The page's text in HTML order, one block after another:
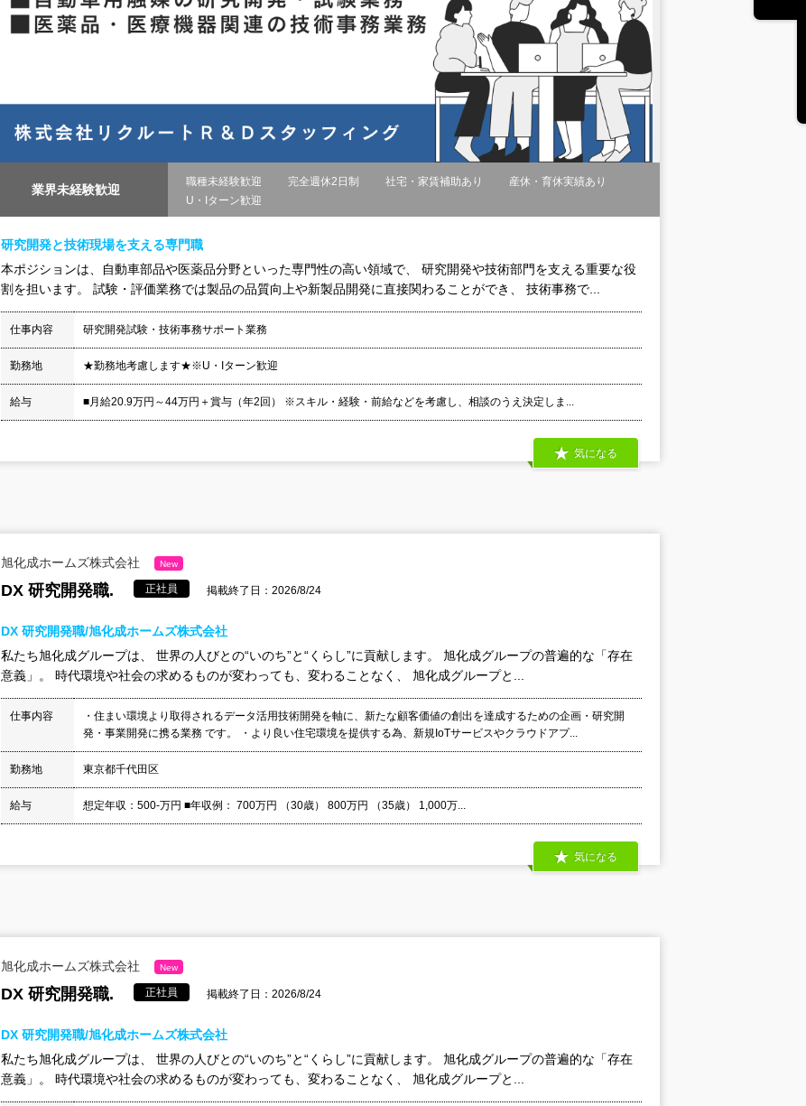
業界未経験歓迎
職種未経験歓迎 完全週休2日制 社宅・家賃補助あり
産休・育休実績あり
U・Iターン歓迎
研究開発と技術現場を支える専門職
本ポジションは、自動車部品や医薬品分野といった専門性の高い領域で、 研究開発や技術部門を支える重要な役
割を担います。 試験・評価業務では製品の品質向上や新製品開発に直接関わることができ、 技術事務で...
仕事内容 研究開発試験・技術事務サポート業務
勤務地 ★勤務地考慮します★※U・Iターン歓迎
給与 ■月給20.9万円～44万円＋賞与（年2回） ※スキル・経験・前給などを考慮し、相談のうえ決定しま...
気になる
旭化成ホームズ株式会社 New
DX 研究開発職. 正社員 掲載終了日：2026/8/24
DX 研究開発職/旭化成ホームズ株式会社
私たち旭化成グループは、 世界の人びとの“いのち”と“くらし”に貢献します。 旭化成グループの普遍的な「存在
意義」。 時代環境や社会の求めるものが変わっても、変わることなく、 旭化成グループと...
仕事内容
・住まい環境より取得されるデータ活用技術開発を軸に、新たな顧客価値の創出を達成するための企画・研究開
発・事業開発に携る業務 です。 ・より良い住宅環境を提供する為、新規IoTサービスやクラウドアプ...
勤務地 東京都千代田区
給与 想定年収：500-万円 ■年収例： 700万円 （30歳） 800万円 （35歳） 1,000万...
気になる
旭化成ホームズ株式会社 New
DX 研究開発職. 正社員 掲載終了日：2026/8/24
DX 研究開発職/旭化成ホームズ株式会社
私たち旭化成グループは、 世界の人びとの“いのち”と“くらし”に貢献します。 旭化成グループの普遍的な「存在
意義」。 時代環境や社会の求めるものが変わっても、変わることなく、 旭化成グループと...